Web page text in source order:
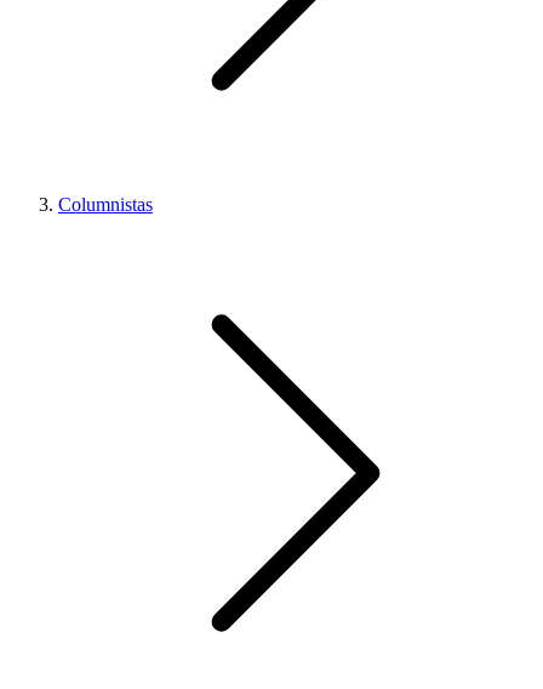
Columnistas